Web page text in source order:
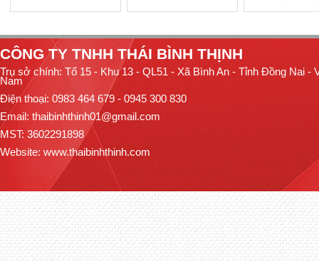
CÔNG TY TNHH THÁI BÌNH THỊNH
Trụ sở chính: Tổ 15 - Khu 13 - QL51 - Xã Bình An - Tỉnh Đồng Nai -
Nam
Điện thoại: 0983 464 679 - 0945 300 830
Email: thaibinhthinh01@gmail.com
MST: 3602291898
Website: www.thaibinhthinh.com